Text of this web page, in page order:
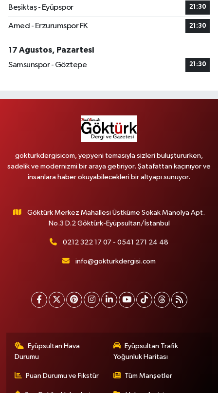
Beşiktaş - Eyüpspor 21:30
Amed - Erzurumspor FK 21:30
17 Ağustos, Pazartesi
Samsunspor - Göztepe
21:30
gokturkdergisicom, yepyeni temasıyla sizleri buluştururken,
sadelik ve modernizmi bir araya getiriyor. Şatafattan kaçınıyor ve
insanlara haber okuyabilecekleri bir altyapı sunuyor.
Göktürk Merkez Mahallesi Üstküme Sokak Manolya Apt.
No.3 D.2 Göktürk-Eyüpsultan/İstanbul
0212 322 17 07 - 0541 271 24 48
info@gokturkdergisi.com
Eyüpsultan Hava
Durumu
Eyüpsultan Trafik
Yoğunluk Haritası
Puan Durumu ve Fikstür Tüm Manşetler